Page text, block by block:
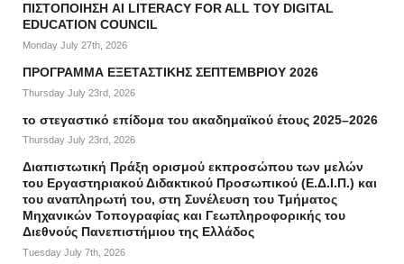
ΠΙΣΤΟΠΟΙΗΣΗ AI LITERACY FOR ALL ΤΟΥ DIGITAL
EDUCATION COUNCIL
Monday July 27th, 2026
ΠΡΟΓΡΑΜΜΑ ΕΞΕΤΑΣΤΙΚΗΣ ΣΕΠΤΕΜΒΡΙΟΥ 2026
Thursday July 23rd, 2026
το στεγαστικό επίδομα του ακαδημαϊκού έτους 2025–2026
Thursday July 23rd, 2026
Διαπιστωτική Πράξη ορισμού εκπροσώπου των μελών
του Εργαστηριακού Διδακτικού Προσωπικού (Ε.Δ.Ι.Π.) και
του αναπληρωτή του, στη Συνέλευση του Τμήματος
Μηχανικών Τοπογραφίας και Γεωπληροφορικής του
Διεθνούς Πανεπιστήμιου της Ελλάδος
Tuesday July 7th, 2026